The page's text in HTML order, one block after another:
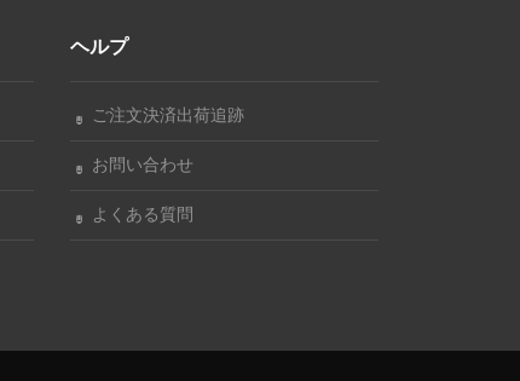
ヘルプ
ご注文決済出荷追跡
お問い合わせ
よくある質問